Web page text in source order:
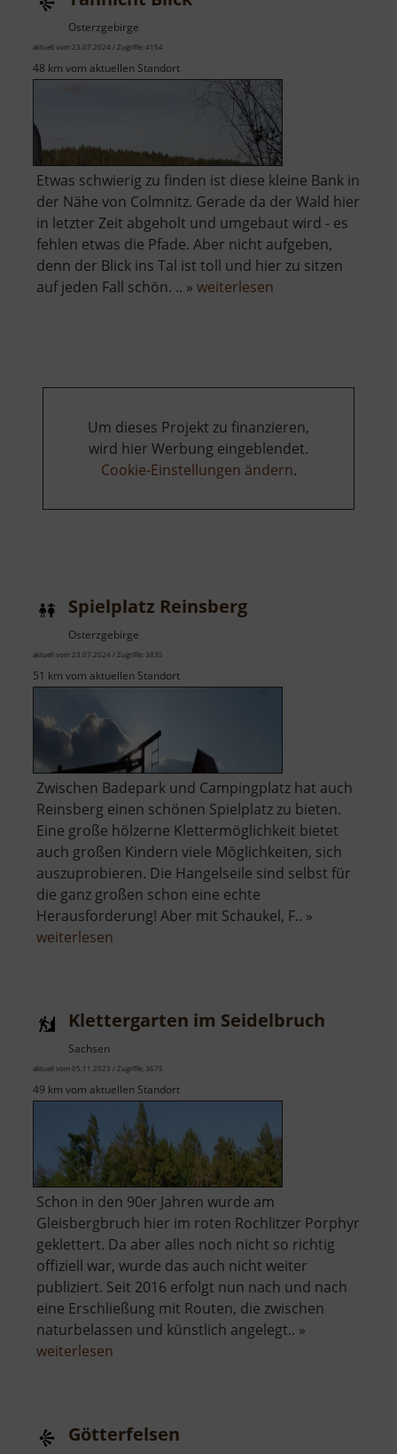
Osterzgebirge
aktuell vom 23.07.2024 / Zugriffe: 4154
48 km vom aktuellen Standort
Etwas schwierig zu finden ist diese kleine Bank in
der Nähe von Colmnitz. Gerade da der Wald hier
in letzter Zeit abgeholt und umgebaut wird - es
fehlen etwas die Pfade. Aber nicht aufgeben,
denn der Blick ins Tal ist toll und hier zu sitzen
auf jeden Fall schön. .. » weiterlesen
Um dieses Projekt zu finanzieren,
wird hier Werbung eingeblendet.
Cookie-Einstellungen ändern.
Spielplatz Reinsberg
Osterzgebirge
aktuell vom 23.07.2024 / Zugriffe: 3835
51 km vom aktuellen Standort
Zwischen Badepark und Campingplatz hat auch
Reinsberg einen schönen Spielplatz zu bieten.
Eine große hölzerne Klettermöglichkeit bietet
auch großen Kindern viele Möglichkeiten, sich
auszuprobieren. Die Hangelseile sind selbst für
die ganz großen schon eine echte
Herausforderung! Aber mit Schaukel, F.. »
weiterlesen
Klettergarten im Seidelbruch
Sachsen
aktuell vom 05.11.2023 / Zugriffe: 3675
49 km vom aktuellen Standort
Schon in den 90er Jahren wurde am
Gleisbergbruch hier im roten Rochlitzer Porphyr
geklettert. Da aber alles noch nicht so richtig
offiziell war, wurde das auch nicht weiter
publiziert. Seit 2016 erfolgt nun nach und nach
eine Erschließung mit Routen, die zwischen
naturbelassen und künstlich angelegt.. »
weiterlesen
Götterfelsen